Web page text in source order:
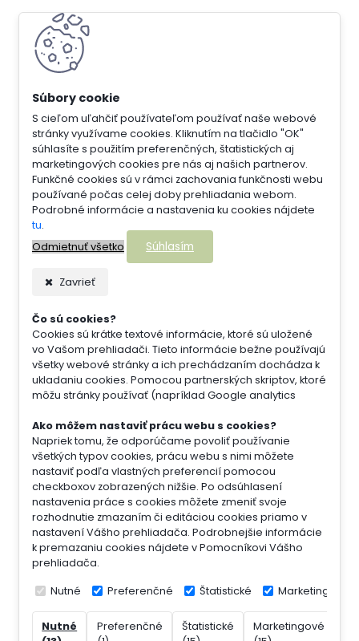
S cieľom uľahčiť používateľom používať naše webové
stránky využívame cookies. Kliknutím na tlačidlo "OK"
súhlasíte s použitím preferenčných, štatistických aj
marketingových cookies pre nás aj našich partnerov.
Funkčné cookies sú v rámci zachovania funkčnosti webu
používané počas celej doby prehliadania webom.
Podrobné informácie a nastavenia ku cookies nájdete
tu.
Odmietnuť všetko
Súhlasím
Zavrieť
Čo sú cookies?
Cookies sú krátke textové informácie, ktoré sú uložené
vo Vašom prehliadači. Tieto informácie bežne používajú
všetky webové stránky a ich prechádzaním dochádza k
ukladaniu cookies. Pomocou partnerských skriptov, ktoré
môžu stránky používať (napríklad Google analytics
Ako môžem nastaviť prácu webu s cookies?
Napriek tomu, že odporúčame povoliť používanie
všetkých typov cookies, prácu webu s nimi môžete
nastaviť podľa vlastných preferencií pomocou
checkboxov zobrazených nižšie. Po odsúhlasení
nastavenia práce s cookies môžete zmeniť svoje
rozhodnutie zmazaním či editáciou cookies priamo v
nastavení Vášho prehliadača. Podrobnejšie informácie
k premazaniu cookies nájdete v Pomocníkovi Vášho
prehliadača.
Nutné Preferenčné Štatistické Marketingové
Nutné
Preferenčné
Štatistické
Marketingové